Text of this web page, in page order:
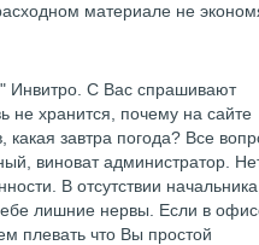
материале не
Инвитро. С Вас спрашивают
не хранится, почему на сайте
завтра погода? Все
виноват администратор.
В отсутствии начальника,
лишние нервы. Если в
плевать что Вы простой